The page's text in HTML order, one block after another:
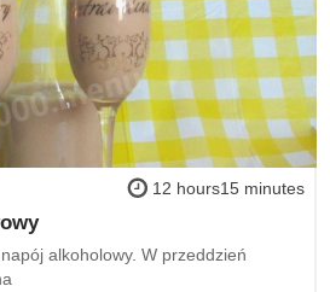
12 hours15 minutes
alkoholowy. W przeddzień